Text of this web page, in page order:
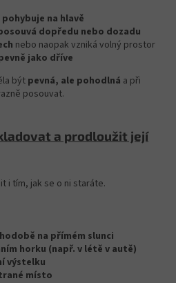
pohybuje na hlavě
dopředu nebo dozadu
nebo naopak vzniká volný prostor
jako dříve
být pevná, ale pohodlná a při
posouvat.
a prodloužit její
i tím, jak se o ni staráte.
na přímém slunci
horku (např. v létě v autě)
výstelku
místo